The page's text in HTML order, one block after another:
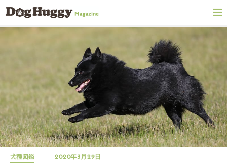
犬種図鑑 2020年3月29日